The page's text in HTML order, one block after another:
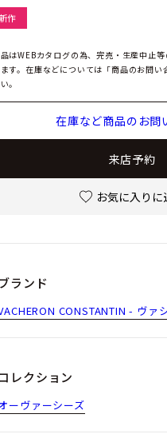
作
はWEBカタログの為、完売・生産中止
す。在庫などについては「商品のお問
。
在庫など商品のお問
来店予約
お気に入りに
ランド
CONSTANTIN - ヴァ
コレクション
ーヴァーシーズ